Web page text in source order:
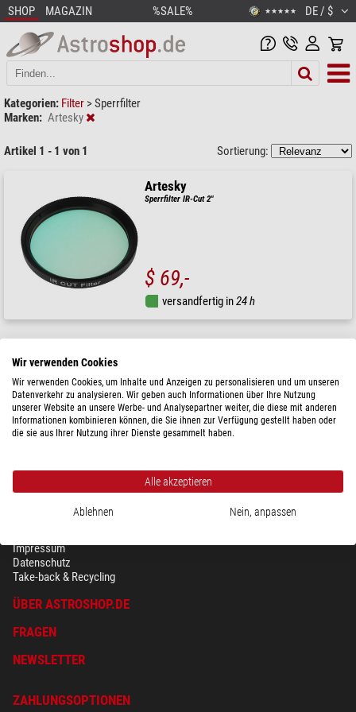
SHOP MAGAZIN %SALE% ★★★★★ DE / $
Kategorien: Filter >Sperrfilter
Marken: Artesky
Artikel 1 - 1 von 1 Sortierung:
Artesky
Sperrfilter IR-Cut 2"
$ 69,-
versandfertig in24 h
SICHERHEIT & DATENSCHUTZ
Impressum
Datenschutz
Take-back & Recycling
ÜBER ASTROSHOP.DE
FRAGEN
NEWSLETTER
ZAHLUNGSOPTIONEN
Wir verwenden Cookies
Wir verwenden Cookies, um Inhalte und Anzeigen zu personalisieren und um unseren
Datenverkehr zu analysieren. Wir geben auch Informationen über Ihre Nutzung
unserer Website an unsere Werbe- und Analysepartner weiter, die diese mit anderen
Informationen kombinieren können, die Sie ihnen zur Verfügung gestellt haben oder
die sie aus Ihrer Nutzung ihrer Dienste gesammelt haben.
Alle akzeptieren
Ablehnen Nein, anpassen